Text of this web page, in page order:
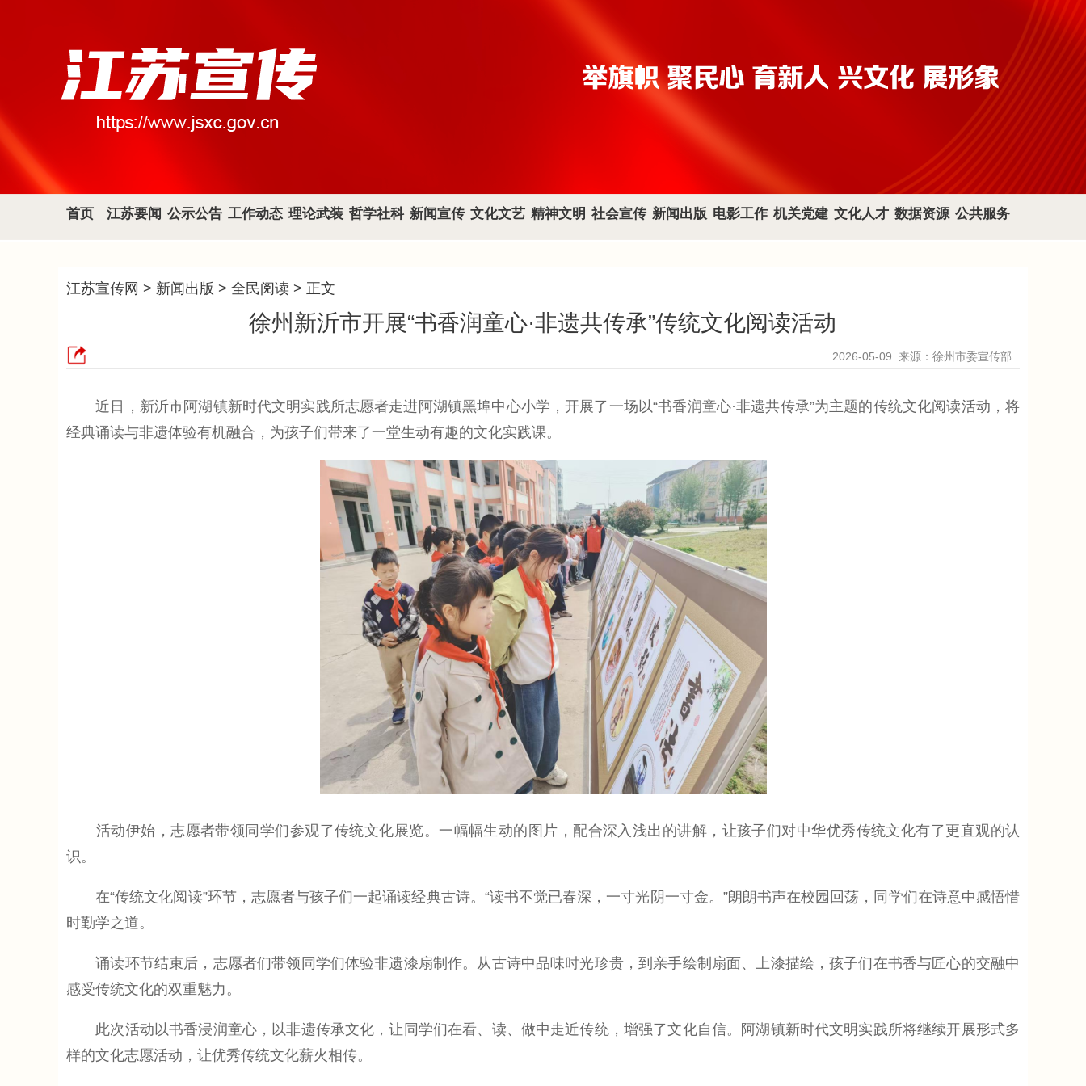
首页 江苏要闻 公示公告 工作动态 理论武装 哲学社科 新闻宣传 文化文艺 精神文明 社会宣传 新闻出版 电影工作 机关党建 文化人才 数据资源 公共服务
江苏宣传网 > 新闻出版 > 全民阅读 > 正文
徐州新沂市开展“书香润童心·非遗共传承”传统文化阅读活动
2026-05-09 来源：徐州市委宣传部
近日，新沂市阿湖镇新时代文明实践所志愿者走进阿湖镇黑埠中心小学，开展了一场以“书香润童心·非遗共传承”为主题的传统文化阅读活动，将
经典诵读与非遗体验有机融合，为孩子们带来了一堂生动有趣的文化实践课。
活动伊始，志愿者带领同学们参观了传统文化展览。一幅幅生动的图片，配合深入浅出的讲解，让孩子们对中华优秀传统文化有了更直观的认
识。
在“传统文化阅读”环节，志愿者与孩子们一起诵读经典古诗。“读书不觉已春深，一寸光阴一寸金。”朗朗书声在校园回荡，同学们在诗意中感悟惜
时勤学之道。
诵读环节结束后，志愿者们带领同学们体验非遗漆扇制作。从古诗中品味时光珍贵，到亲手绘制扇面、上漆描绘，孩子们在书香与匠心的交融中
感受传统文化的双重魅力。
此次活动以书香浸润童心，以非遗传承文化，让同学们在看、读、做中走近传统，增强了文化自信。阿湖镇新时代文明实践所将继续开展形式多
样的文化志愿活动，让优秀传统文化薪火相传。